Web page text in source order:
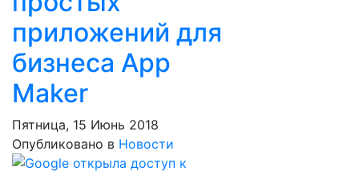
приложений для
бизнеса App
Maker
Пятница, 15 Июнь 2018
Опубликовано в Новости